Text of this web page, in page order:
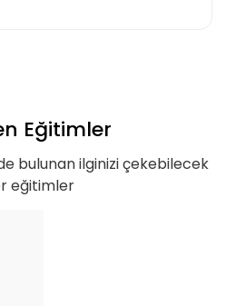
Eğitimler
bulunan ilginizi çekebilecek
eğitimler